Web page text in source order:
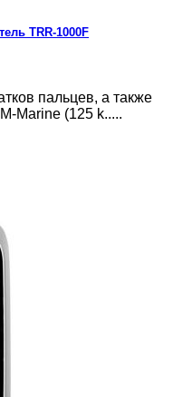
TRR-1000F
пальцев, а также
Marine (125 k.....